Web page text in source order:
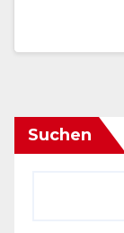
Suchen